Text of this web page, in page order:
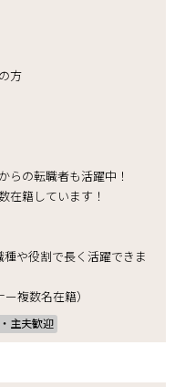
方
らの転職者も活躍中！
在籍しています！
や役割で長く活躍できま
複数名在籍）
主夫歓迎